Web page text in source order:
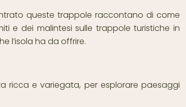
queste trappole raccontano di come
e dei malintesi sulle trappole turistiche in
l’isola ha da offrire.
ricca e variegata, per esplorare paesaggi